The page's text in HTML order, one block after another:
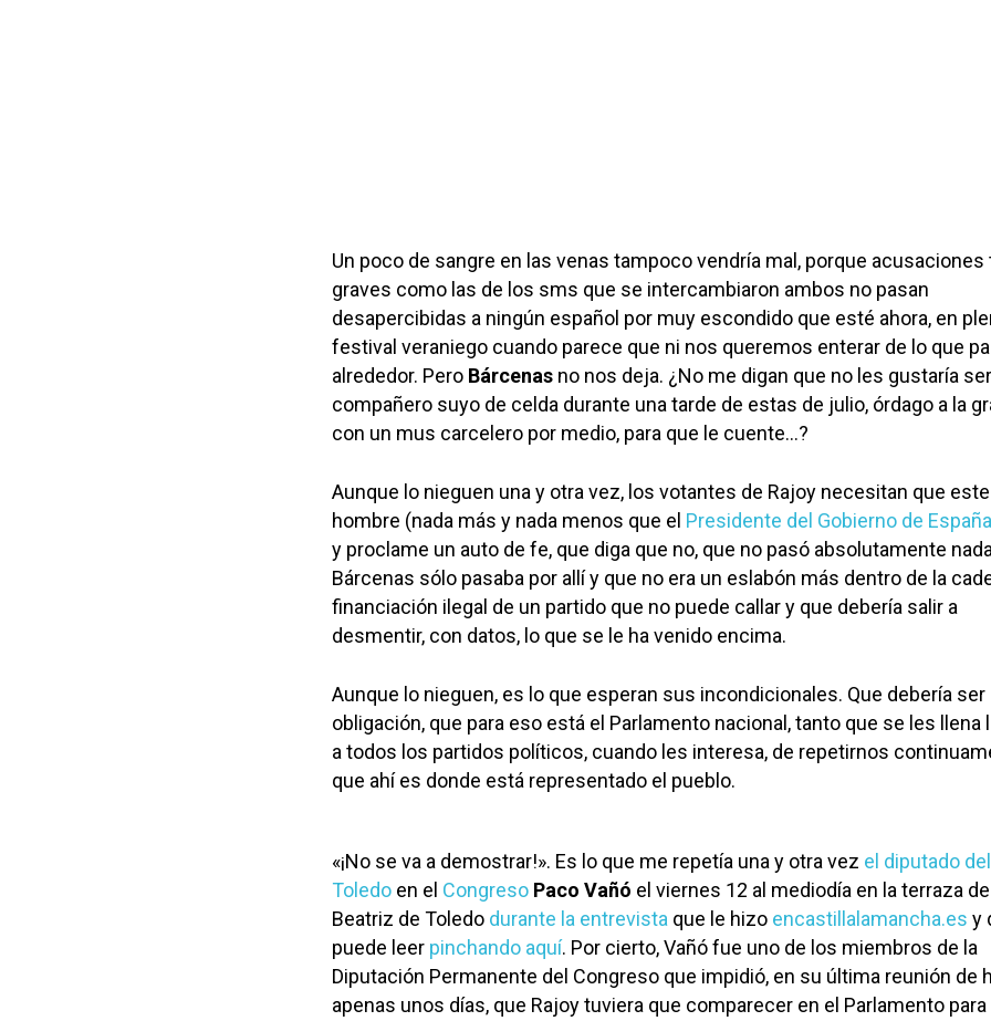
Un poco de sangre en las venas tampoco vendría mal, porque acusaciones
graves como las de los sms que se intercambiaron ambos no pasan
desapercibidas a ningún español por muy escondido que esté ahora, en
festival veraniego cuando parece que ni nos queremos enterar de lo que
alrededor. Pero Bárcenas no nos deja. ¿No me digan que no les gustaría ser
compañero suyo de celda durante una tarde de estas de julio, órdago a la
con un mus carcelero por medio, para que le cuente…?
Aunque lo nieguen una y otra vez, los votantes de Rajoy necesitan que este
hombre (nada más y nada menos que el Presidente del Gobierno de España
y proclame un auto de fe, que diga que no, que no pasó absolutamente
Bárcenas sólo pasaba por allí y que no era un eslabón más dentro de la
financiación ilegal de un partido que no puede callar y que debería salir a
desmentir, con datos, lo que se le ha venido encima.
Aunque lo nieguen, es lo que esperan sus incondicionales. Que debería ser
obligación, que para eso está el Parlamento nacional, tanto que se les llena
a todos los partidos políticos, cuando les interesa, de repetirnos
que ahí es donde está representado el pueblo.
«¡No se va a demostrar!». Es lo que me repetía una y otra vez el diputado
Toledo en el Congreso Paco Vañó el viernes 12 al mediodía en la terraza
Beatriz de Toledo durante la entrevista que le hizo encastillalamancha.es y
puede leer pinchando aquí. Por cierto, Vañó fue uno de los miembros de la
Diputación Permanente del Congreso que impidió, en su última reunión de
apenas unos días, que Rajoy tuviera que comparecer en el Parlamento para